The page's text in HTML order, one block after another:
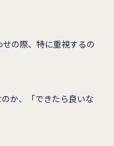
の際、特に重視するの
か、「できたら良いな